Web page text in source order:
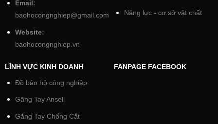
Email:
baohocongnghiep@gmail.com
Website:
baohocongnghiep.vn
Năng lực - cơ sở vật chất
LĨNH VỰC KINH DOANH
Đồ bảo hộ công nghiệp
Găng Tay Ansell
Găng Tay Chống Cắt
FANPAGE FACEBOOK